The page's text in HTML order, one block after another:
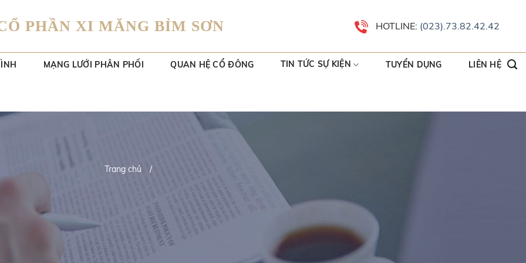
PHẦN XI MĂNG BỈM SƠN HOTLINE: (023).73.82.42.42
MẠNG LƯỚI PHÂN PHỐI QUAN HỆ CỔ ĐÔNG TIN TỨC SỰ KIỆN TUYỂN DỤNG LIÊN HỆ
Trang chủ